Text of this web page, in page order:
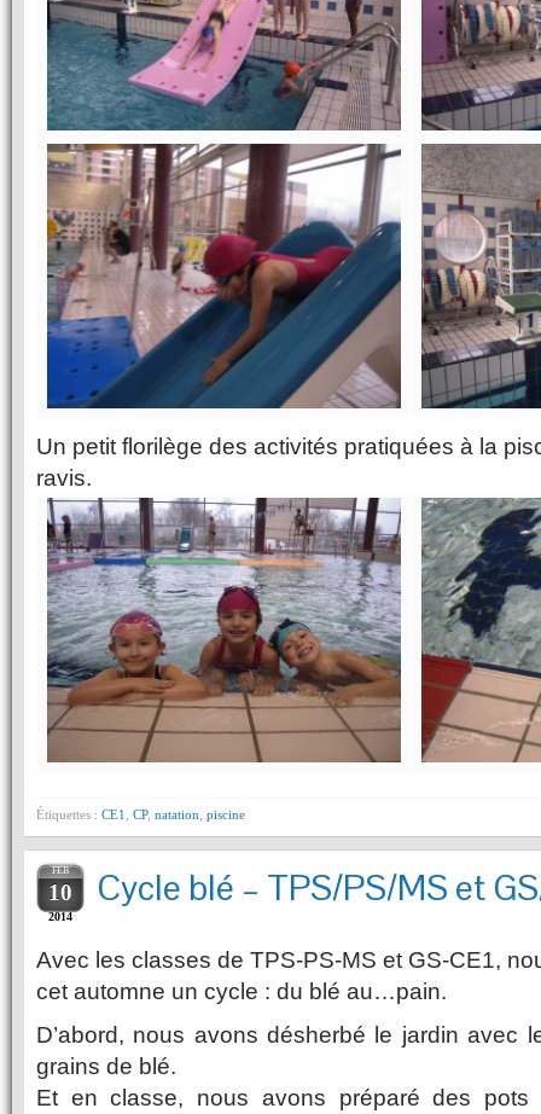
Un petit florilège des activités pratiquées à la
ravis.
Étiquettes : CE1 CP, natation piscine
FEB
10
2014
Cycle blé – TPS/PS/MS et
Avec les classes de TPS-PS-MS et GS-CE1,
cet automne un cycle : du blé au…pain.
D’abord, nous avons désherbé le jardin avec
grains de blé.
Et en classe, nous avons préparé des pots